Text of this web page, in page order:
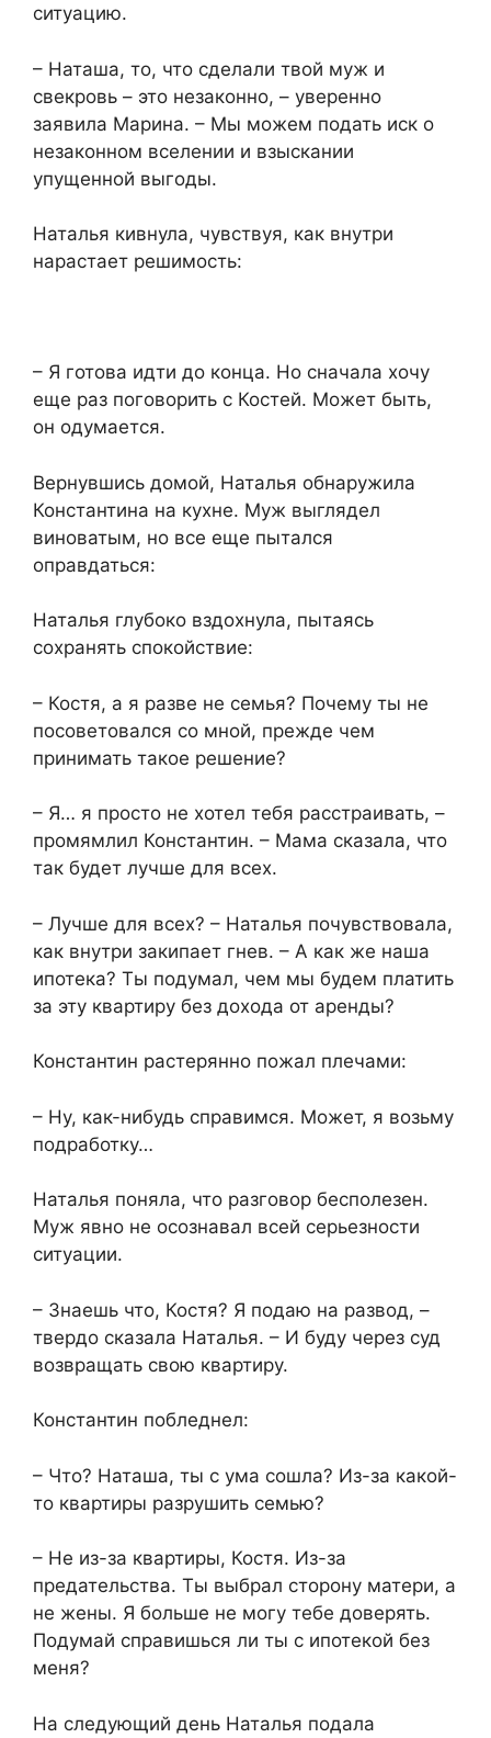
ситуацию.​
​– Наташа, то, что сделали твой муж и
свекровь – это незаконно, – уверенно
заявила Марина. – Мы можем подать иск о
незаконном вселении и взыскании
упущенной выгоды.​
​Наталья кивнула, чувствуя, как внутри
нарастает решимость:​
​– Я готова идти до конца. Но сначала хочу
еще раз поговорить с Костей. Может быть,
он одумается.​
​Вернувшись домой, Наталья обнаружила
Константина на кухне. Муж выглядел
виноватым, но все еще пытался
оправдаться:​
​Наталья глубоко вздохнула, пытаясь
сохранять спокойствие:​
​– Костя, а я разве не семья? Почему ты не
посоветовался со мной, прежде чем
принимать такое решение?​
​– Я… я просто не хотел тебя расстраивать, –
промямлил Константин. – Мама сказала, что
так будет лучше для всех.​
​– Лучше для всех? – Наталья почувствовала,
как внутри закипает гнев. – А как же наша
ипотека? Ты подумал, чем мы будем платить
за эту квартиру без дохода от аренды?​
​Константин растерянно пожал плечами:​
​– Ну, как-нибудь справимся. Может, я возьму
подработку…​
​Наталья поняла, что разговор бесполезен.
Муж явно не осознавал всей серьезности
ситуации.​
​– Знаешь что, Костя? Я подаю на развод, –
твердо сказала Наталья. – И буду через суд
возвращать свою квартиру.​
​Константин побледнел:​
​– Что? Наташа, ты с ума сошла? Из-за какой-
то квартиры разрушить семью?​
​– Не из-за квартиры, Костя. Из-за
предательства. Ты выбрал сторону матери, а
не жены. Я больше не могу тебе доверять.
Подумай справишься ли ты с ипотекой без
меня?​
​На следующий день Наталья подала